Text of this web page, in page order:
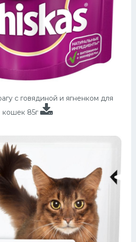
с говядиной и ягненком для
кошек 85г